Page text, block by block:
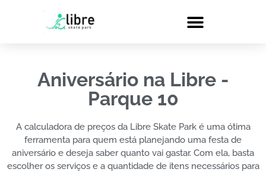
Aniversário na Libre -
Parque 10
A calculadora de preços da Libre Skate Park é uma ótima
ferramenta para quem está planejando uma festa de
aniversário e deseja saber quanto vai gastar. Com ela, basta
escolher os serviços e a quantidade de itens necessários para